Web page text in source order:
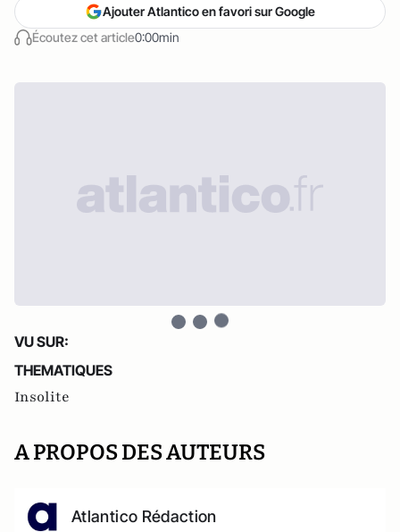
Écoutez cet article0:00min
Ajouter Atlantico en favori sur Google
VU SUR:
THEMATIQUES
Insolite
A PROPOS DES AUTEURS
Atlantico Rédaction